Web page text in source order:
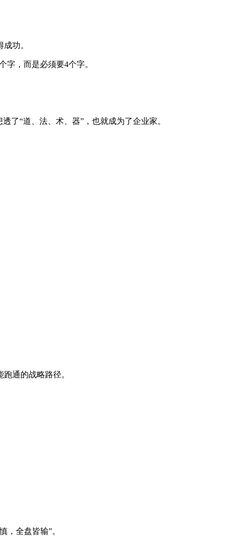
功。
字，而是必须要4个字。
了“道、法、术、器”，也就成为了企业家。
通的战略路径。
，全盘皆输”。